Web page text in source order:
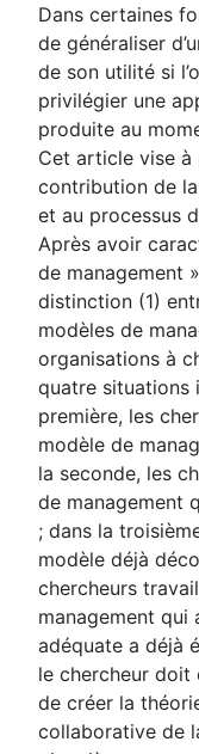
Dans certaines
de généraliser
de son utilité si
privilégier une
produite au
Cet article vise à
contribution de
et au processus
Après avoir
de management
distinction (1)
modèles de
organisations à
quatre situations
première, les
modèle de
la seconde, les
de management
; dans la
modèle déjà
chercheurs
management
adéquate a déjà
le chercheur doit
de créer la
collaborative de